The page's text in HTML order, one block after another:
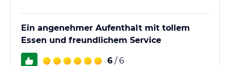
Ein angenehmer Aufenthalt mit tollem
Essen und freundlichem Service
6 / 6